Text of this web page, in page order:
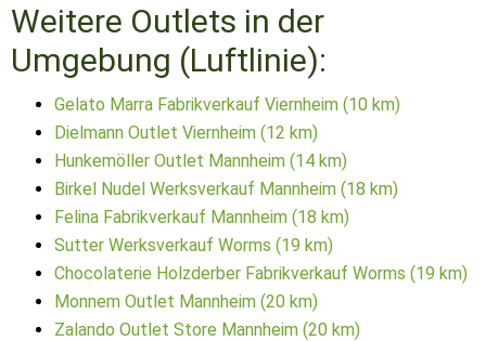
Weitere Outlets in der
Umgebung (Luftlinie):
Gelato Marra Fabrikverkauf Viernheim (10 km)
Dielmann Outlet Viernheim (12 km)
Hunkemöller Outlet Mannheim (14 km)
Birkel Nudel Werksverkauf Mannheim (18 km)
Felina Fabrikverkauf Mannheim (18 km)
Sutter Werksverkauf Worms (19 km)
Chocolaterie Holzderber Fabrikverkauf Worms (19 km)
Monnem Outlet Mannheim (20 km)
Zalando Outlet Store Mannheim (20 km)